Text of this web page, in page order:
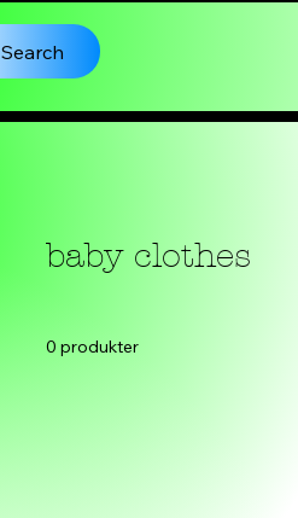
Search
baby clothes
0 produkter